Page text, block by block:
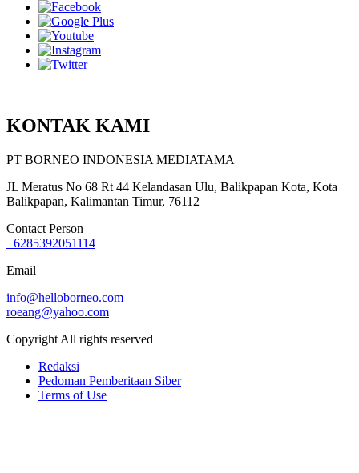
KONTAK KAMI
PT BORNEO INDONESIA MEDIATAMA
JL Meratus No 68 Rt 44 Kelandasan Ulu, Balikpapan Kota, Kota
Balikpapan, Kalimantan Timur, 76112
Contact Person
+6285392051114
Email
info@helloborneo.com
roeang@yahoo.com
Copyright All rights reserved
Redaksi
Pedoman Pemberitaan Siber
Terms of Use